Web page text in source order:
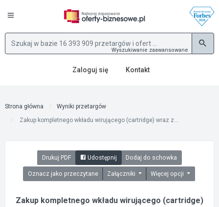
Wyszukiwanie zaawansowane
Zaloguj się Kontakt
Strona główna
Wyniki przetargów
Zakup kompletnego wkładu wirującego (cartridge) wraz z...
Drukuj PDF Udostępnij Dodaj do schowka
Oznacz jako przeczytane Załączniki Więcej opcji
Zakup kompletnego wkładu wirującego (cartridge)